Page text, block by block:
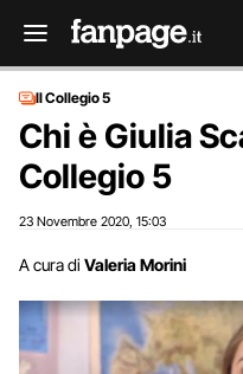
Il Collegio 5
Chi è Giulia
Collegio 5
23 Novembre 2020 15:03
A cura di Valeria Morini